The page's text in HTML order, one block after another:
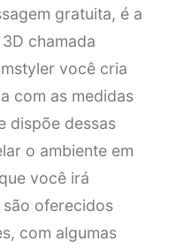
gratuita, é a
chamada
você cria
com as medidas
dispõe dessas
o ambiente em
você irá
oferecidos
com algumas